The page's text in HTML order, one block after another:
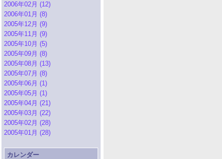
2006年02月 (12)
2006年01月 (8)
2005年12月 (9)
2005年11月 (9)
2005年10月 (5)
2005年09月 (8)
2005年08月 (13)
2005年07月 (8)
2005年06月 (1)
2005年05月 (1)
2005年04月 (21)
2005年03月 (22)
2005年02月 (28)
2005年01月 (28)
カレンダー